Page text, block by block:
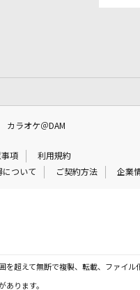
カラオケ＠DAM
項
利用規約
について ご契約方法 企業
超えて無断で複製、転載、ファイル
あります。